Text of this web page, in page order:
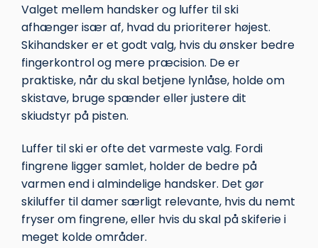
Valget mellem handsker og luffer til ski
afhænger især af, hvad du prioriterer højest.
Skihandsker er et godt valg, hvis du ønsker bedre
fingerkontrol og mere præcision. De er
praktiske, når du skal betjene lynlåse, holde om
skistave, bruge spænder eller justere dit
skiudstyr på pisten.
Luffer til ski er ofte det varmeste valg. Fordi
fingrene ligger samlet, holder de bedre på
varmen end i almindelige handsker. Det gør
skiluffer til damer særligt relevante, hvis du nemt
fryser om fingrene, eller hvis du skal på skiferie i
meget kolde områder.